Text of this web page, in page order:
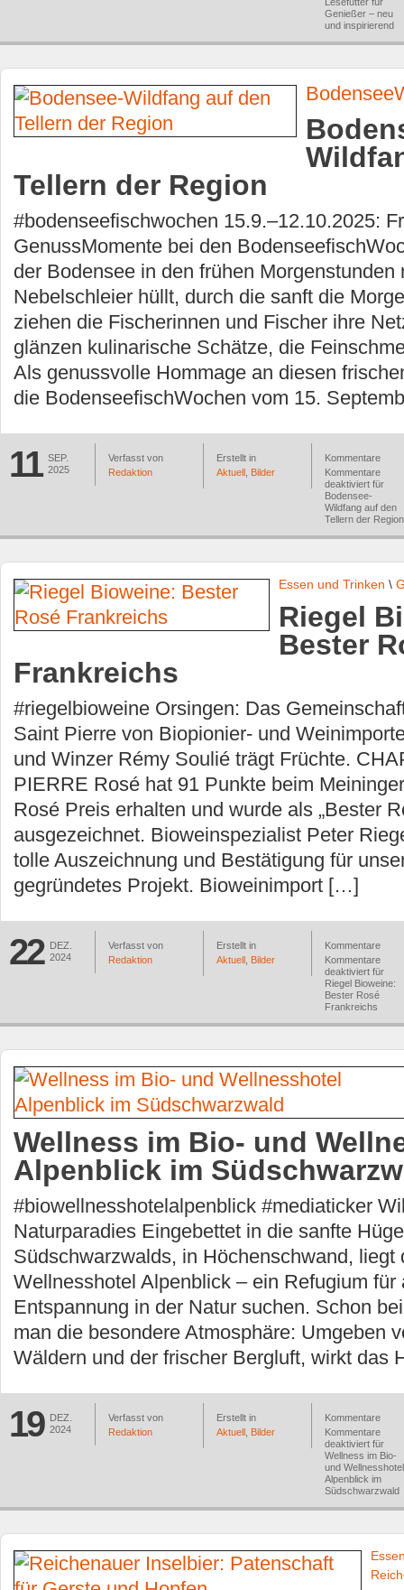
Genießer – neu
und inspirierend
Tellern der Region
#bodenseefischwochen 15.9.–12.10.2025:
GenussMomente bei den
der Bodensee in den frühen Morgenstunden
Nebelschleier hüllt, durch die sanft die
ziehen die Fischerinnen und Fischer ihre
glänzen kulinarische Schätze, die
Als genussvolle Hommage an diesen
die BodenseefischWochen vom 15.
11 SEP.
2025
Verfasst von
Redaktion
Erstellt in
Aktuell Bilder
Kommentare
Kommentare
deaktiviert für
Bodensee-
Wildfang auf den
Tellern der Region
Essen und Trinken \
Riegel
Bester
Frankreichs
#riegelbioweine Orsingen: Das
Saint Pierre von Biopionier- und
und Winzer Rémy Soulié trägt Früchte.
PIERRE Rosé hat 91 Punkte beim
Rosé Preis erhalten und wurde als „Bester
ausgezeichnet. Bioweinspezialist Peter
tolle Auszeichnung und Bestätigung für
gegründetes Projekt. Bioweinimport […]
22
DEZ.
2024
Verfasst von
Redaktion
Erstellt in
Aktuell Bilder
Kommentare
Kommentare
deaktiviert für
Riegel Bioweine:
Bester Rosé
Frankreichs
Wellness im Bio- und
Alpenblick im
#biowellnesshotelalpenblick #mediaticker
Naturparadies Eingebettet in die sanfte
Südschwarzwalds, in Höchenschwand, liegt
Wellnesshotel Alpenblick – ein Refugium für
Entspannung in der Natur suchen. Schon
man die besondere Atmosphäre: Umgeben
Wäldern und der frischer Bergluft, wirkt das
19
DEZ.
2024
Verfasst von
Redaktion
Erstellt in
Aktuell Bilder
Kommentare
Kommentare
deaktiviert für
Wellness im Bio-
und Wellnesshotel
Alpenblick im
Südschwarzwald